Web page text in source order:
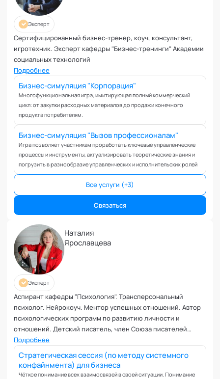
Фасилитация
Физические травмы и реабилитация
Фобии и страхи
Формирование команд
Эмоциональные расстройства
Эмоциональный интеллект
Эксперт
Сертифицированный бизнес-тренер, коуч, консультант,
игротехник. Эксперт кафедры "Бизнес-тренинги" Академии
социальных технологий
Подробнее
Бизнес-симуляция "Корпорация"
Многофункциональная игра, имитирующая полный коммерческий
цикл: от закупки расходных материалов до продажи конечного
продукта потребителям.
Бизнес-симуляция "Вызов профессионалам"
Игра позволяет участникам проработать ключевые управленческие
процессы и инструменты, актуализировать теоретические знания и
погрузить в разнообразие управленческих и исполнительских ролей
Все услуги (+3)
Связаться
Наталия
Ярославцева
Эксперт
Аспирант кафедры "Психология". Трансперсональный
психолог. Нейрокоуч. Ментор успешных отношений. Автор
психологических программ по развитию личности и
отношений. Детский писатель, член Союза писателей
России. Эксперт кафедры "Трансперсональная психология"
Академии социальных технологий
Подробнее
Стратегическая сессия (по методу системного
конфайнмента) для бизнеса
Чёткое понимание всех взаимосвязей в своей ситуации. Понимание